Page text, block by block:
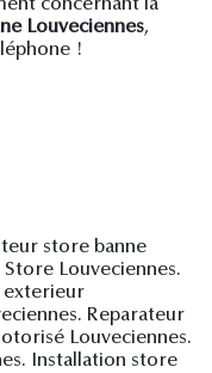
concernant la
Louveciennes,
!
store banne
Louveciennes.
exterieur
Reparateur
Louveciennes.
Installation store